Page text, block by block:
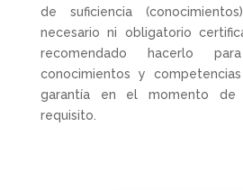
de suficiencia
necesario ni obligatorio
recomendado hacerlo
conocimientos y
garantía en el momento de
requisito.